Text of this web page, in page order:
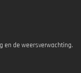
en de weersverwachting.